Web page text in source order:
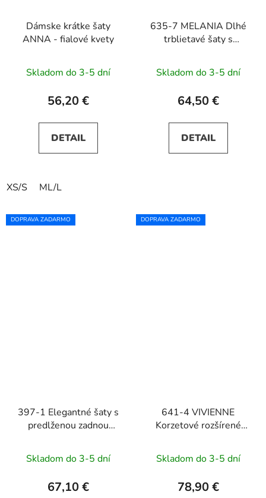
Dámske krátke šaty
ANNA - fialové kvety
Skladom do 3-5 dní
56,20 €
DETAIL
XS/S ML/L
635-7 MELANIA Dlhé
trblietavé šaty s
rukávmi - broskyňové
Skladom do 3-5 dní
64,50 €
DETAIL
DOPRAVA ZADARMO
397-1 Elegantné šaty s
predlženou zadnou
Skladom do 3-5 dní
67,10 €
DOPRAVA ZADARMO
641-4 VIVIENNE
Korzetové rozšírené
béžové
Skladom do 3-5 dní
78,90 €